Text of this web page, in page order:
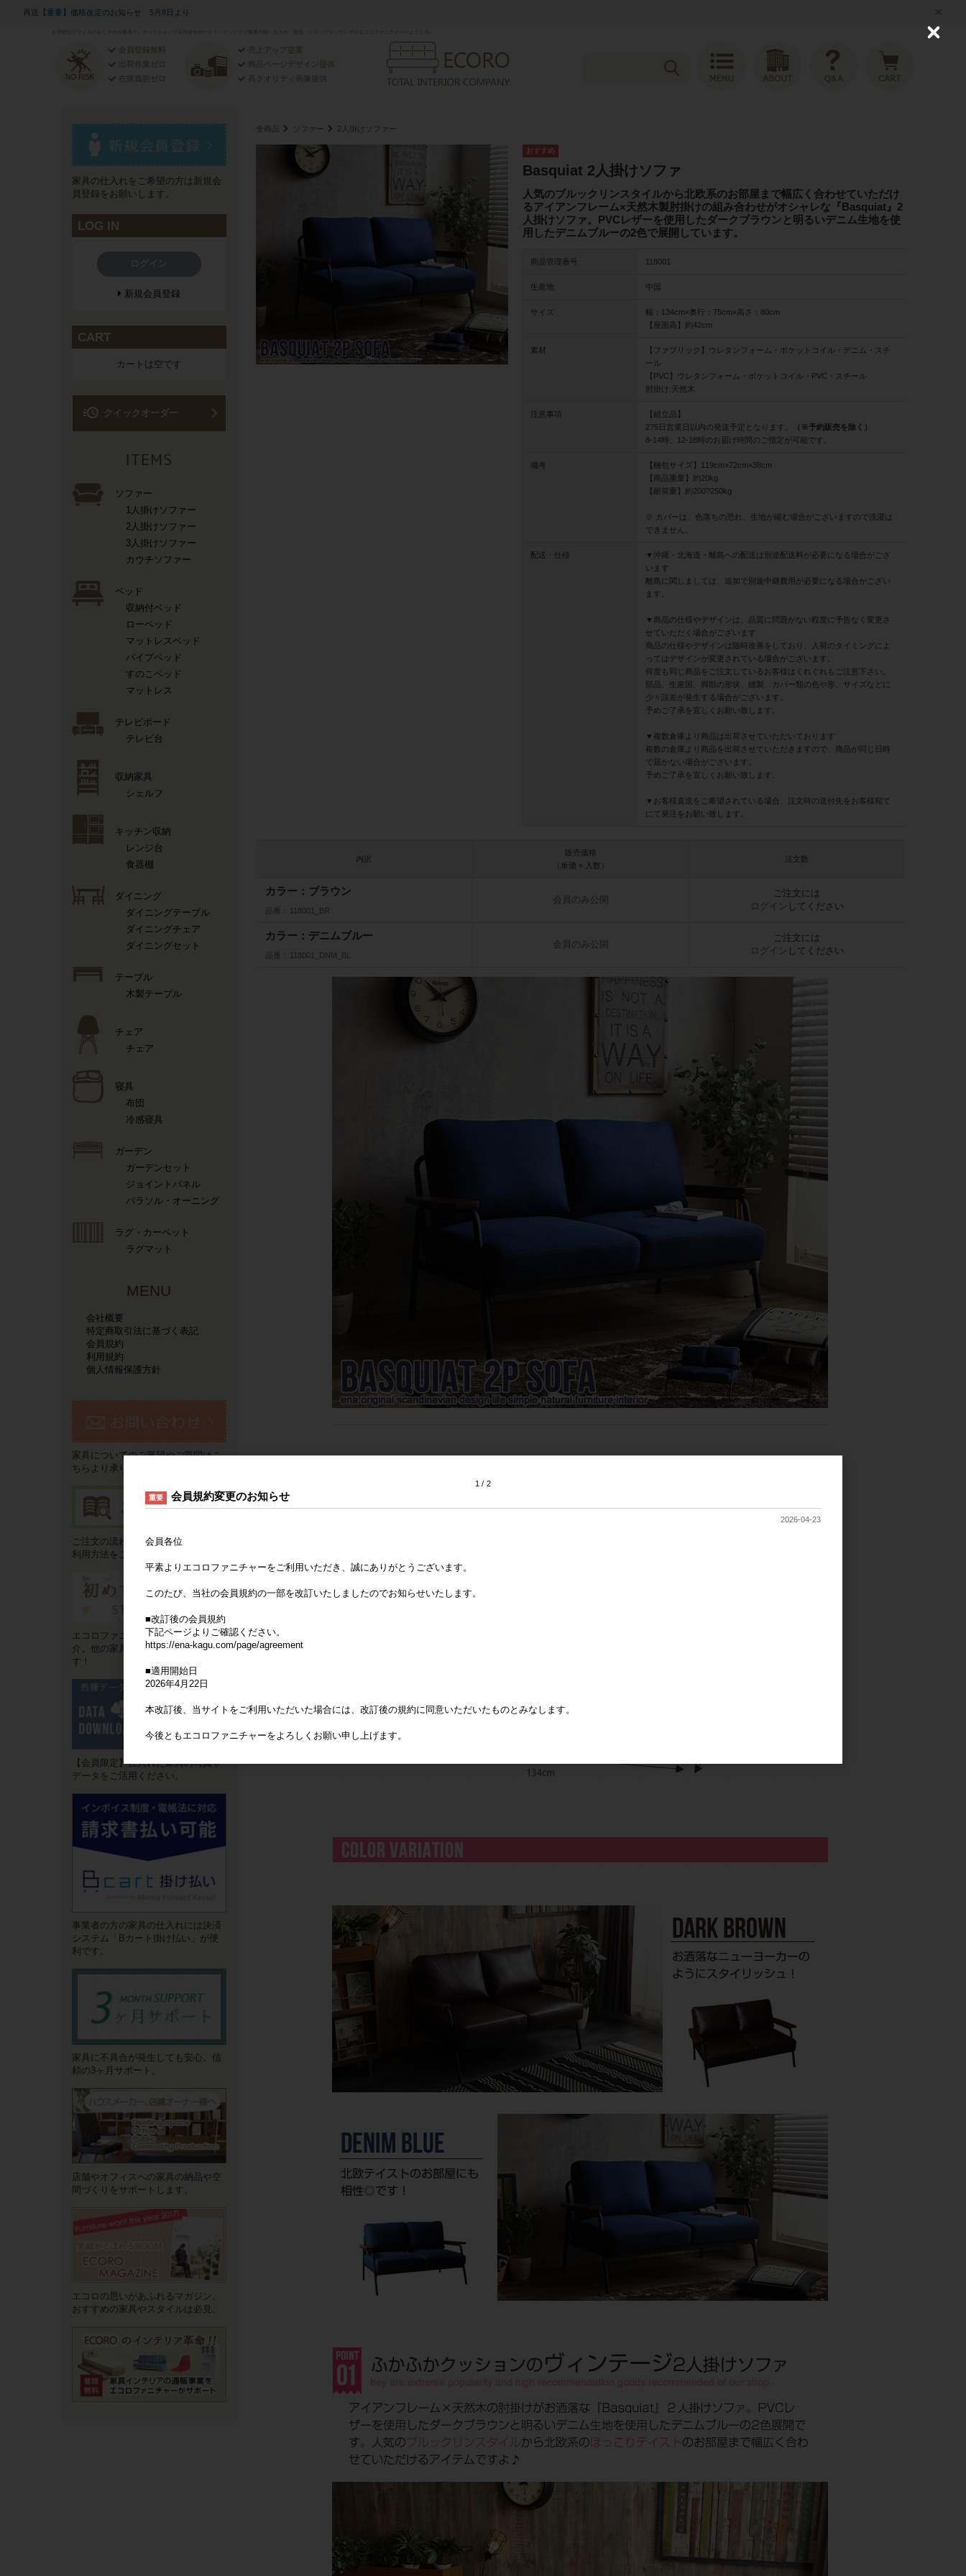
再送【重要】価格改定のお知らせ 5月8日より
会員登録無料
出荷作業ゼロ
在庫負担ゼロ
売上アップ提案
商品ページデザイン提供
高クオリティ画像提供
全商品 ソファー 2人掛けソファー
Basquiat 2人掛けソファ
人気のブルックリンスタイルから北欧系のお部屋まで幅広く合わせていただけ
るアイアンフレーム×天然木製肘掛けの組み合わせがオシャレな『Basquiat』2
人掛けソファ。PVCレザーを使用したダークブラウンと明るいデニム生地を使
用したデニムブルーの2色で展開しています。
商品管理番号 118001
生産地 中国
サイズ
幅：134cm×奥行：75cm×高さ：80cm
【座面高】約42cm
素材
【ファブリック】ウレタンフォーム・ポケットコイル・デニム・スチ
ール
【PVC】ウレタンフォーム・ポケットコイル・PVC・スチール
肘掛け:天然木
注意事項
【組立品】
2?5日営業日以内の発送予定となります。
（※予約販売を除く）
8-14時、12-18時のお届け時間のご指定が可能です。
備考
【梱包サイズ】119cm×72cm×38cm
【商品重量】約20kg
【耐荷重】約200?250kg
※ カバーは、色落ちの恐れ、生地が縮む場合がございますので洗濯は
できません。
配送・仕様
▼沖縄・北海道・離島への配送は別途配送料が必要になる場合がござ
います
離島に関しましては、追加で別途中継費用が必要になる場合がござい
ます。
▼商品の仕様やデザインは、品質に問題がない程度に予告なく変更さ
せていただく場合がございます
商品の仕様やデザインは随時改善をしており、入荷のタイミングによ
ってはデザインが変更されている場合がございます。
何度も同じ商品をご注文しているお客様はくれぐれもご注意下さい。
部品、生産国、脚部の形状、縫製、カバー類の色や形、サイズなどに
少々誤差が発生する場合がございます。
予めご了承を宜しくお願い致します。
▼複数倉庫より商品は出荷させていただいております
複数の倉庫より商品を出荷させていただきますので、商品が同じ日時
で届かない場合がございます。
予めご了承を宜しくお願い致します。
▼お客様直送をご希望されている場合、注文時の送付先をお客様宛て
にて発注をお願い致します。
内訳
販売価格
（単価 × 入数）
注文数
カラー：ブラウン
品番 118001_BR
会員のみ公開
ご注文には
ログイン してください
カラー：デニムブルー
品番 118001_DNM_BL
会員のみ公開
ご注文には
ログイン してください
家具の仕入れをご希望の方は新規会
員登録をお願いします。
LOG IN
新規会員登録
CART
カートは空です
acute クイックオーダー
ソファー
1人掛けソファー
2人掛けソファー
3人掛けソファー
カウチソファー
ベッド
収納付ベッド
ローベッド
マットレスベッド
パイプベッド
すのこベッド
マットレス
テレビボード
テレビ台
収納家具
シェルフ
キッチン収納
レンジ台
食器棚
ダイニング
ダイニングテーブル
ダイニングチェア
ダイニングセット
テーブル
木製テーブル
チェア
チェア
寝具
布団
冷感寝具
ガーデン
ガーデンセット
ジョイントパネル
パラソル・オーニング
ラグ・カーペット
ラグマット
MENU
会社概要
特定商取引法に基づく表記
会員規約
利用規約
個人情報保護方針
家具についてのご要望やご質問はこ
ちらより承ります。
ご注文の流れやお支払い方法などご
利用方法をご説明いたします。
エコロファニチャーの"強み"をご紹
介。他の家具卸サイトとは違いま
す！
【会員限定】仕入れた家具の写真や
データをご活用ください。
事業者の方の家具の仕入れには決済
システム「Bカート掛け払い」が便
利です。
家具に不具合が発生しても安心。信
頼の3ヶ月サポート。
店舗やオフィスへの家具の納品や空
間づくりをサポートします。
エコロの思いがあふれるマガジン。
おすすめの家具やスタイルは必見。
1 2
重要 会員規約変更のお知らせ
2026-04-23
会員各位
平素よりエコロファニチャーをご利用いただき、誠にありがとうございます。
このたび、当社の会員規約の一部を改訂いたしましたのでお知らせいたします。
■改訂後の会員規約
下記ページよりご確認ください。
https://ena-kagu.com/page/agreement
■適用開始日
2026年4月22日
本改訂後、当サイトをご利用いただいた場合には、改訂後の規約に同意いただいたものとみなします。
今後ともエコロファニチャーをよろしくお願い申し上げます。
C